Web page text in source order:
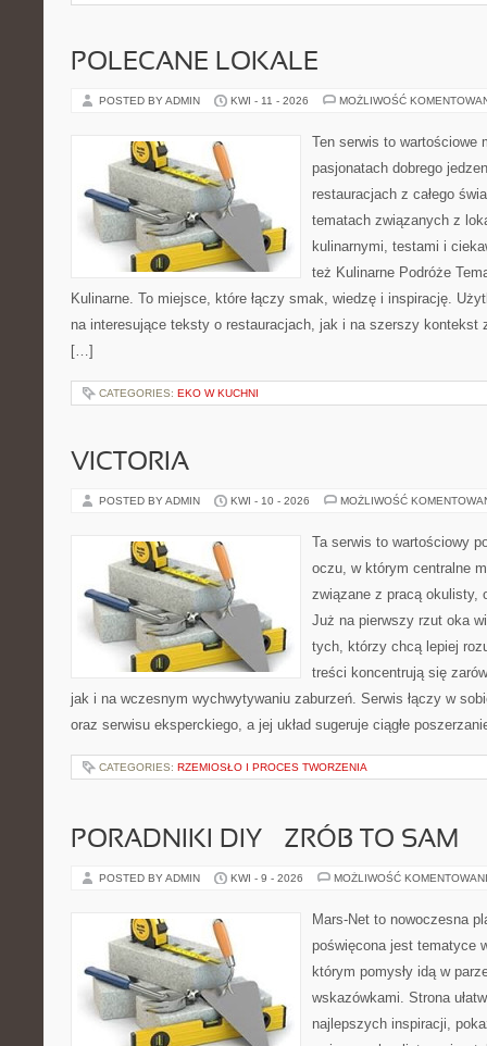
POLECANE LOKALE
POSTED BY ADMIN KWI - 11 - 2026 MOŻLIWOŚĆ
Ten serwis to wartościowe
pasjonatach dobrego
restauracjach z całego
tematach związanych z
kulinarnymi, testami i
też Kulinarne Podróże
Kulinarne. To miejsce, które łączy smak, wiedzę i inspirację.
na interesujące teksty o restauracjach, jak i na szerszy kontekst
[…]
CATEGORIES: EKO W KUCHNI
VICTORIA
POSTED BY ADMIN KWI - 10 - 2026 MOŻLIWOŚĆ
Ta serwis to wartościowy
oczu, w którym centralne
związane z pracą okulisty,
Już na pierwszy rzut oka
tych, którzy chcą lepiej
treści koncentrują się
jak i na wczesnym wychwytywaniu zaburzeń. Serwis łączy w
oraz serwisu eksperckiego, a jej układ sugeruje ciągłe
CATEGORIES: RZEMIOSŁO I PROCES TWORZENIA
PORADNIKI DIY – ZRÓB TO SAM
POSTED BY ADMIN KWI - 9 - 2026 MOŻLIWOŚĆ
Mars-Net to nowoczesna
poświęcona jest tematyce
którym pomysły idą w
wskazówkami. Strona
najlepszych inspiracji,